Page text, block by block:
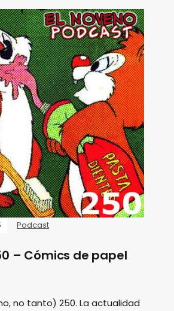
Podcast
– Cómics de papel
no tanto) 250. La actualidad